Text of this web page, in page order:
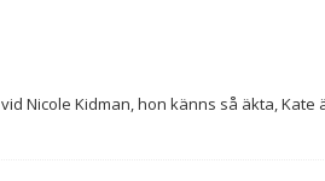
Nicole Kidman, hon känns så äkta, Kate